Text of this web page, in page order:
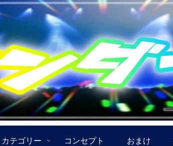
カテゴリー コンセプト おまけ